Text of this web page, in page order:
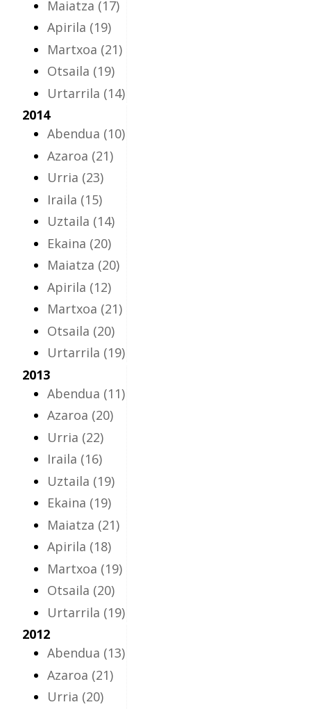
Maiatza (17)
Apirila (19)
Martxoa (21)
Otsaila (19)
Urtarrila (14)
2014
Abendua (10)
Azaroa (21)
Urria (23)
Iraila (15)
Uztaila (14)
Ekaina (20)
Maiatza (20)
Apirila (12)
Martxoa (21)
Otsaila (20)
Urtarrila (19)
2013
Abendua (11)
Azaroa (20)
Urria (22)
Iraila (16)
Uztaila (19)
Ekaina (19)
Maiatza (21)
Apirila (18)
Martxoa (19)
Otsaila (20)
Urtarrila (19)
2012
Abendua (13)
Azaroa (21)
Urria (20)